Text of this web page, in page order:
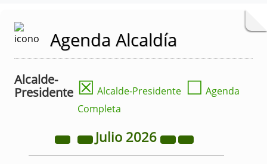
Agenda Alcaldía
Alcalde-
Presidente ☒ Alcalde-Presidente ☐ Agenda
Completa
Julio 2026